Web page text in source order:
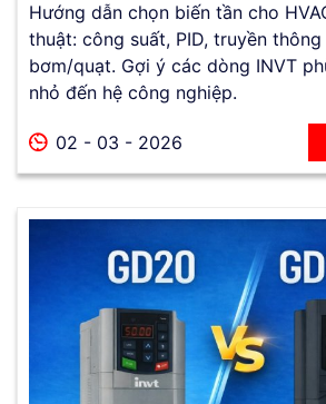
Hướng dẫn chọn biến tần cho
thuật: công suất, PID, truyền
bơm/quạt. Gợi ý các dòng INVT
nhỏ đến hệ công nghiệp.
02 - 03 - 2026